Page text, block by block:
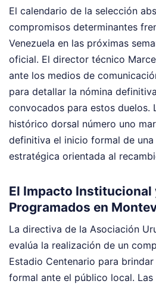
El calendario de la selección
compromisos determinantes
Venezuela en las próximas
oficial. El director técnico
ante los medios de
para detallar la nómina
convocados para estos duelos.
histórico dorsal número uno
definitiva el inicio formal de
estratégica orientada al
El Impacto Institucional
Programados en
La directiva de la Asociación
evalúa la realización de un
Estadio Centenario para
formal ante el público local.